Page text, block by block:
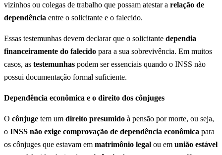
vizinhos ou colegas de trabalho que possam atestar a relação de
dependência entre o solicitante e o falecido.
Essas testemunhas devem declarar que o solicitante dependia
financeiramente do falecido para a sua sobrevivência. Em muitos
casos, as testemunhas podem ser essenciais quando o INSS não
possui documentação formal suficiente.
Dependência econômica e o direito dos cônjuges
O cônjuge tem um direito presumido à pensão por morte, ou seja,
o INSS não exige comprovação de dependência econômica para
os cônjuges que estavam em matrimônio legal ou em união estável